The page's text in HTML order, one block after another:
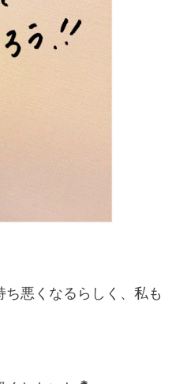
悪くなるらしく、私も